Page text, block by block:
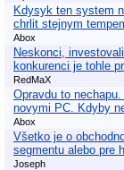
Kdysyk ten system
chrlit stejnym
Abox
Neskonci,
konkurenci je tohle
RedMaX
Opravdu to
novymi PC. Kdyby
Abox
Všetko je o
segmentu alebo pre
Joseph